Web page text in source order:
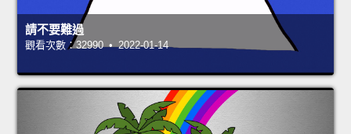
請不要難過
觀看次數：32990 • 2022-01-14